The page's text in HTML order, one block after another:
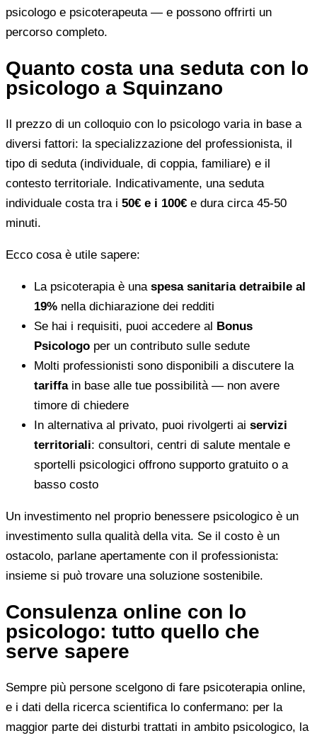
psicologo e psicoterapeuta — e possono offrirti un
percorso completo.
Quanto costa una seduta con lo
psicologo a Squinzano
Il prezzo di un colloquio con lo psicologo varia in base a
diversi fattori: la specializzazione del professionista, il
tipo di seduta (individuale, di coppia, familiare) e il
contesto territoriale. Indicativamente, una seduta
individuale costa tra i 50€ e i 100€ e dura circa 45-50
minuti.
Ecco cosa è utile sapere:
La psicoterapia è una spesa sanitaria detraibile al
19% nella dichiarazione dei redditi
Se hai i requisiti, puoi accedere al Bonus
Psicologo per un contributo sulle sedute
Molti professionisti sono disponibili a discutere la
tariffain base alle tue possibilità — non avere
timore di chiedere
In alternativa al privato, puoi rivolgerti ai servizi
territoriali: consultori, centri di salute mentale e
sportelli psicologici offrono supporto gratuito o a
basso costo
Un investimento nel proprio benessere psicologico è un
investimento sulla qualità della vita. Se il costo è un
ostacolo, parlane apertamente con il professionista:
insieme si può trovare una soluzione sostenibile.
Consulenza online con lo
psicologo: tutto quello che
serve sapere
Sempre più persone scelgono di fare psicoterapia online,
e i dati della ricerca scientifica lo confermano: per la
maggior parte dei disturbi trattati in ambito psicologico, la